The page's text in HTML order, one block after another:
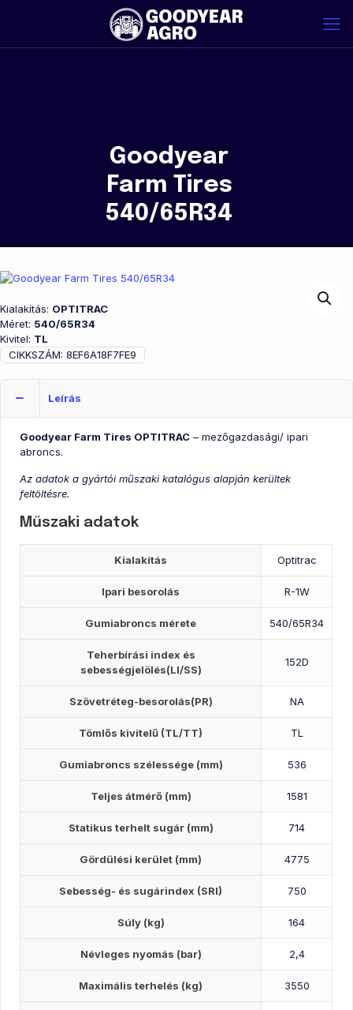
Goodyear
Farm Tires
540/65R34
Kialakítás: OPTITRAC
Méret: 540/65R34
Kivitel: TL
CIKKSZÁM: 8EF6A18F7FE9
Leírás
Goodyear Farm Tires OPTITRAC – mezőgazdasági/ ipari
abroncs.
Az adatok a gyártói műszaki katalógus alapján kerültek
feltöltésre.
Műszaki adatok
Kialakítás Optitrac
Ipari besorolás R-1W
Gumiabroncs mérete 540/65R34
Teherbírási index és
sebességjelölés(LI/SS)
152D
Szövetréteg-besorolás(PR) NA
Tömlős kivitelű (TL/TT) TL
Gumiabroncs szélessége (mm) 536
Teljes átmérő (mm) 1581
Statikus terhelt sugár (mm) 714
Gördülési kerület (mm) 4775
Sebesség- és sugárindex (SRI) 750
Súly (kg) 164
Névleges nyomás (bar) 2,4
Maximális terhelés (kg) 3550